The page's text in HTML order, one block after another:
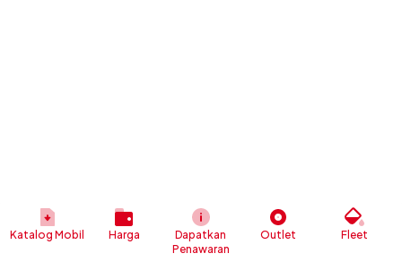
Katalog Mobil Harga
Dapatkan
Penawaran
Outlet Fleet